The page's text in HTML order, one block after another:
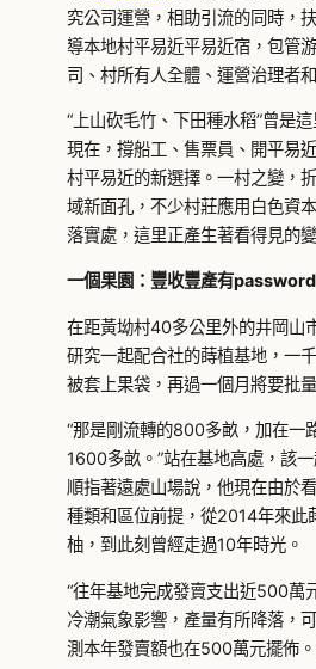
究公司運營，相助引流的同時，
導本地村平易近平易近宿，包管
司、村所有人全體、運營治理者
“上山砍毛竹、下田種水稻”曾是
現在，撐船工、售票員、開平易
村平易近的新選擇。一村之變，
域新面孔，不少村莊應用白色資
落實處，這里正產生著看得見的
一個果園：豐收豐產有password
在距黃坳村40多公里外的井岡山
研究一起配合社的蒔植基地，一
被套上果袋，再過一個月將要批
“那是剛流轉的800多畝，加在一
1600多畝。”站在基地高處，該
順指著遠處山場說，他現在由於
種類和區位前提，從2014年來此
柚，到此刻曾經走過10年時光。
“往年基地完成發賣支出近500萬
冷潮氣象影響，產量有所降落，
測本年發賣額也在500萬元擺佈。